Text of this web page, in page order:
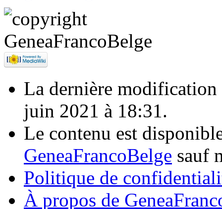
La dernière modification
juin 2021 à 18:31.
Le contenu est
GeneaFrancoBelge sauf
Politique de
À propos de